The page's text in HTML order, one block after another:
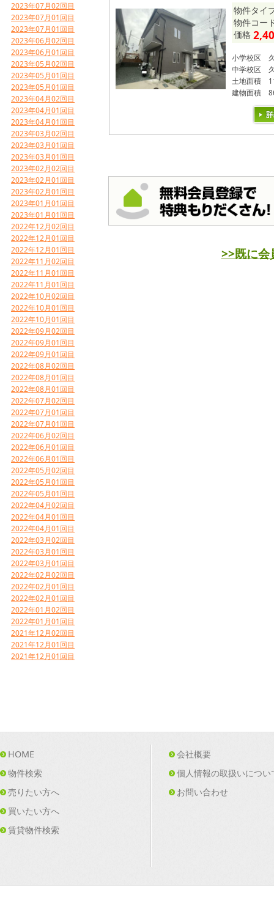
2023年07月02回目
2023年07月01回目
2023年07月01回目
2023年06月02回目
2023年06月01回目
2023年05月02回目
2023年05月01回目
2023年05月01回目
2023年04月02回目
2023年04月01回目
2023年04月01回目
2023年03月02回目
2023年03月01回目
2023年03月01回目
2023年02月02回目
2023年02月01回目
2023年02月01回目
2023年01月01回目
2023年01月01回目
2022年12月02回目
2022年12月01回目
2022年12月01回目
2022年11月02回目
2022年11月01回目
2022年11月01回目
2022年10月02回目
2022年10月01回目
2022年10月01回目
2022年09月02回目
2022年09月01回目
2022年09月01回目
2022年08月02回目
2022年08月01回目
2022年08月01回目
2022年07月02回目
2022年07月01回目
2022年07月01回目
2022年06月02回目
2022年06月01回目
2022年06月01回目
2022年05月02回目
2022年05月01回目
2022年05月01回目
2022年04月02回目
2022年04月01回目
2022年04月01回目
2022年03月02回目
2022年03月01回目
2022年03月01回目
2022年02月02回目
2022年02月01回目
2022年02月01回目
2022年01月02回目
2022年01月01回目
2021年12月02回目
2021年12月01回目
2021年12月01回目
物件タイ
物件コー
価格
小学校区
中学校区
土地面積
建物面積
>>既に会
HOME
物件検索
売りたい方へ
買いたい方へ
賃貸物件検索
会社概要
個人情報の取扱いについ
お問い合わせ